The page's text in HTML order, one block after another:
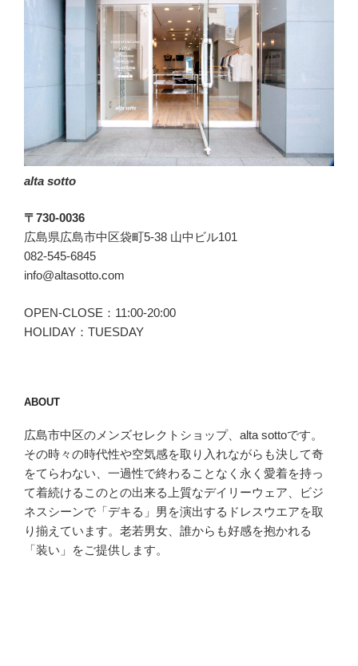
alta sotto
〒730-0036
広島県広島市中区袋町5-38 山中ビル101
082-545-6845
info@altasotto.com
OPEN-CLOSE：11:00-20:00
HOLIDAY：TUESDAY
ABOUT
広島市中区のメンズセレクトショップ、alta sottoです。
その時々の時代性や空気感を取り入れながらも決して奇
をてらわない、一過性で終わることなく永く愛着を持っ
て着続けるこのとの出来る上質なデイリーウェア、ビジ
ネスシーンで「デキる」男を演出するドレスウエアを取
り揃えています。老若男女、誰からも好感を抱かれる
「装い」をご提供します。